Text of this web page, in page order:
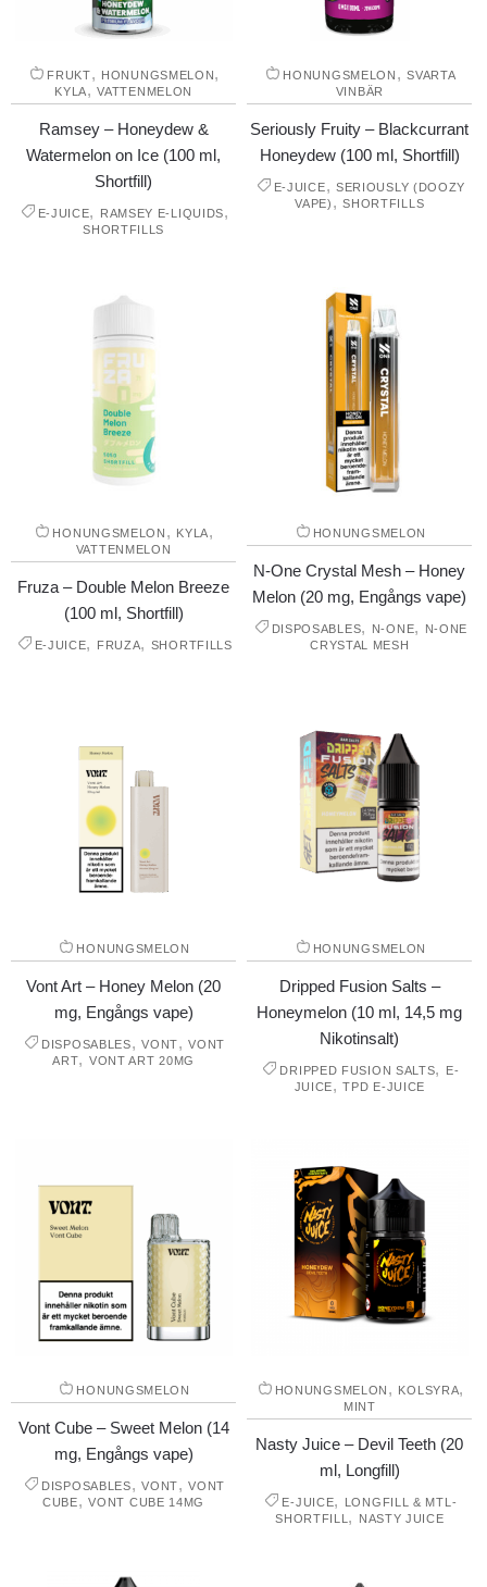
FRUKT, HONUNGSMELON,
KYLA,VATTENMELON
Ramsey – Honeydew &
Watermelon on Ice (100 ml,
Shortfill)
E-JUICE, RAMSEY E-LIQUIDS,
SHORTFILLS
HONUNGSMELON ,SVARTA
VINBÄR
Seriously Fruity – Blackcurrant
Honeydew (100 ml, Shortfill)
E-JUICE, SERIOUSLY (DOOZY
VAPE) ,SHORTFILLS
HONUNGSMELON , KYLA,
VATTENMELON
Fruza – Double Melon Breeze
(100 ml, Shortfill)
E-JUICE, FRUZA, SHORTFILLS
HONUNGSMELON
N-One Crystal Mesh – Honey
Melon (20 mg, Engångs vape)
DISPOSABLES, N-ONE,
N-ONE
CRYSTAL MESH
HONUNGSMELON
Vont Art – Honey Melon (20
mg, Engångs vape)
DISPOSABLES,VONT,VONT
ART, VONT ART 20MG
HONUNGSMELON
Dripped Fusion Salts –
Honeymelon (10 ml, 14,5 mg
Nikotinsalt)
DRIPPED FUSION SALTS,
E-
JUICE,TPD E-JUICE
HONUNGSMELON
Vont Cube – Sweet Melon (14
mg, Engångs vape)
DISPOSABLES,VONT,VONT
CUBE,VONT CUBE 14MG
HONUNGSMELON , KOLSYRA,
MINT
Nasty Juice – Devil Teeth (20
ml, Longfill)
E-JUICE,
LONGFILL & MTL-
SHORTFILL , NASTY JUICE